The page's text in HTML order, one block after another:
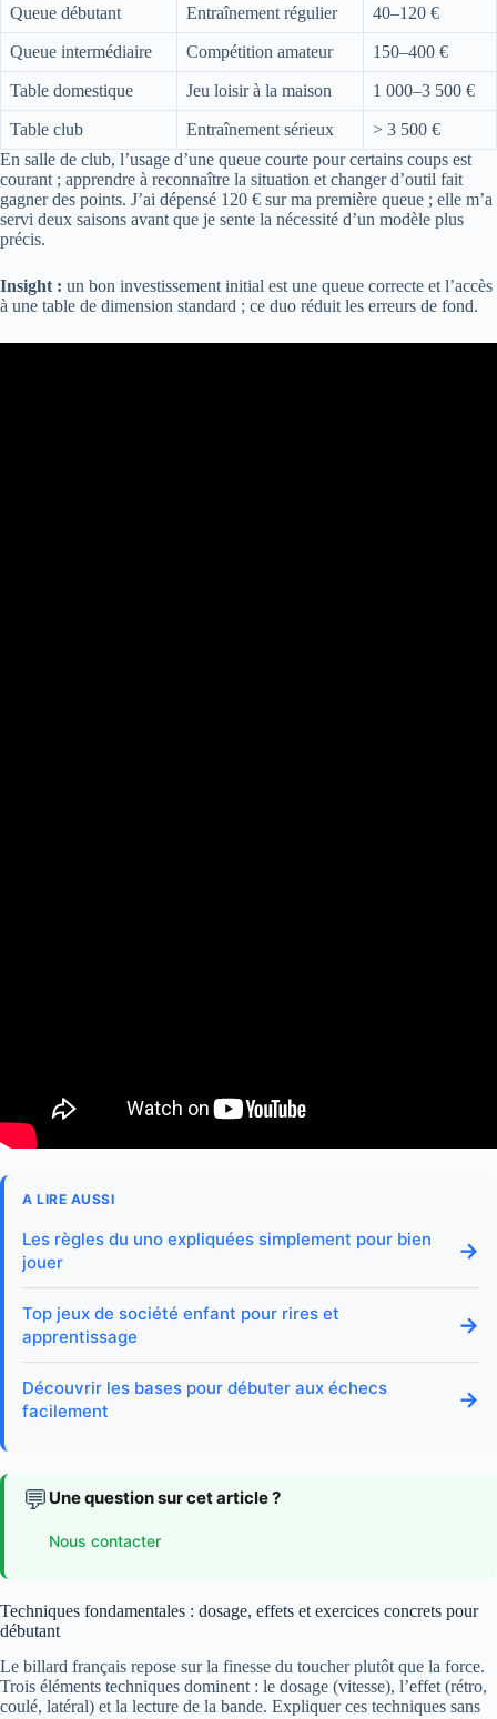
Queue débutant Entraînement régulier 40–120 €
Queue intermédiaire Compétition amateur 150–400 €
Table domestique Jeu loisir à la maison 1 000–3 500 €
Table club Entraînement sérieux
> 3 500 €
En salle de club, l’usage d’une queue courte pour certains coups est
courant ; apprendre à reconnaître la situation et changer d’outil fait
gagner des points. J’ai dépensé 120 € sur ma première queue ; elle m’a
servi deux saisons avant que je sente la nécessité d’un modèle plus
précis.
Insight : un bon investissement initial est une queue correcte et l’accès
à une table de dimension standard ; ce duo réduit les erreurs de fond.
A LIRE AUSSI
Les règles du uno expliquées simplement pour bien
jouer
→
Top jeux de société enfant pour rires et
apprentissage
→
Découvrir les bases pour débuter aux échecs
facilement
→
💬 Une question sur cet article ?
Nous contacter
Techniques fondamentales : dosage, effets et exercices concrets pour
débutant
Le billard français repose sur la finesse du toucher plutôt que la force.
Trois éléments techniques dominent : le dosage (vitesse), l’effet (rétro,
coulé, latéral) et la lecture de la bande. Expliquer ces techniques sans